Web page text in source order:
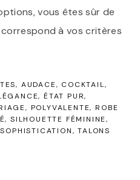
vous êtes sûr de
à vos critères
AUDACE
COCKTAIL
ÉTAT PUR
POLYVALENTE ROBE
SILHOUETTE FÉMININE
SOPHISTICATION
TALONS